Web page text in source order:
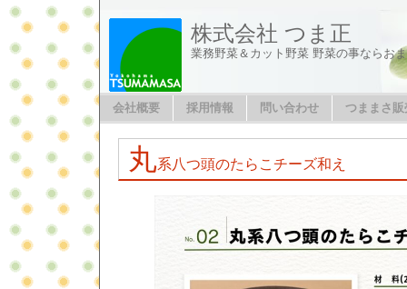
株式会社 つま正
業務野菜＆カット野菜 野菜の事ならお
会社概要 採用情報 問い合わせ つままさ
丸系八つ頭のたらこチーズ和え